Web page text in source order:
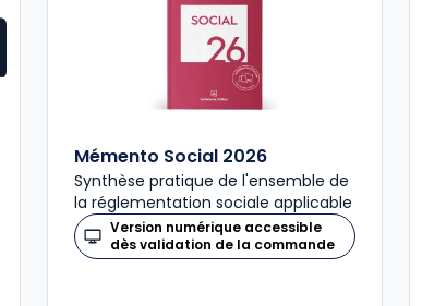
Mémento Social 2026
Synthèse pratique de l'ensemble de
la réglementation sociale applicable
Version numérique accessible
dès validation de la commande